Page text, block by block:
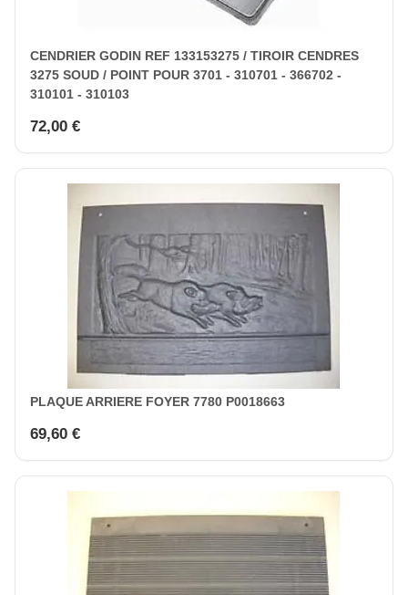
CENDRIER GODIN REF 133153275 / TIROIR CENDRES
3275 SOUD / POINT POUR 3701 - 310701 - 366702 -
310101 - 310103
72,00 €
PLAQUE ARRIERE FOYER 7780 P0018663
69,60 €